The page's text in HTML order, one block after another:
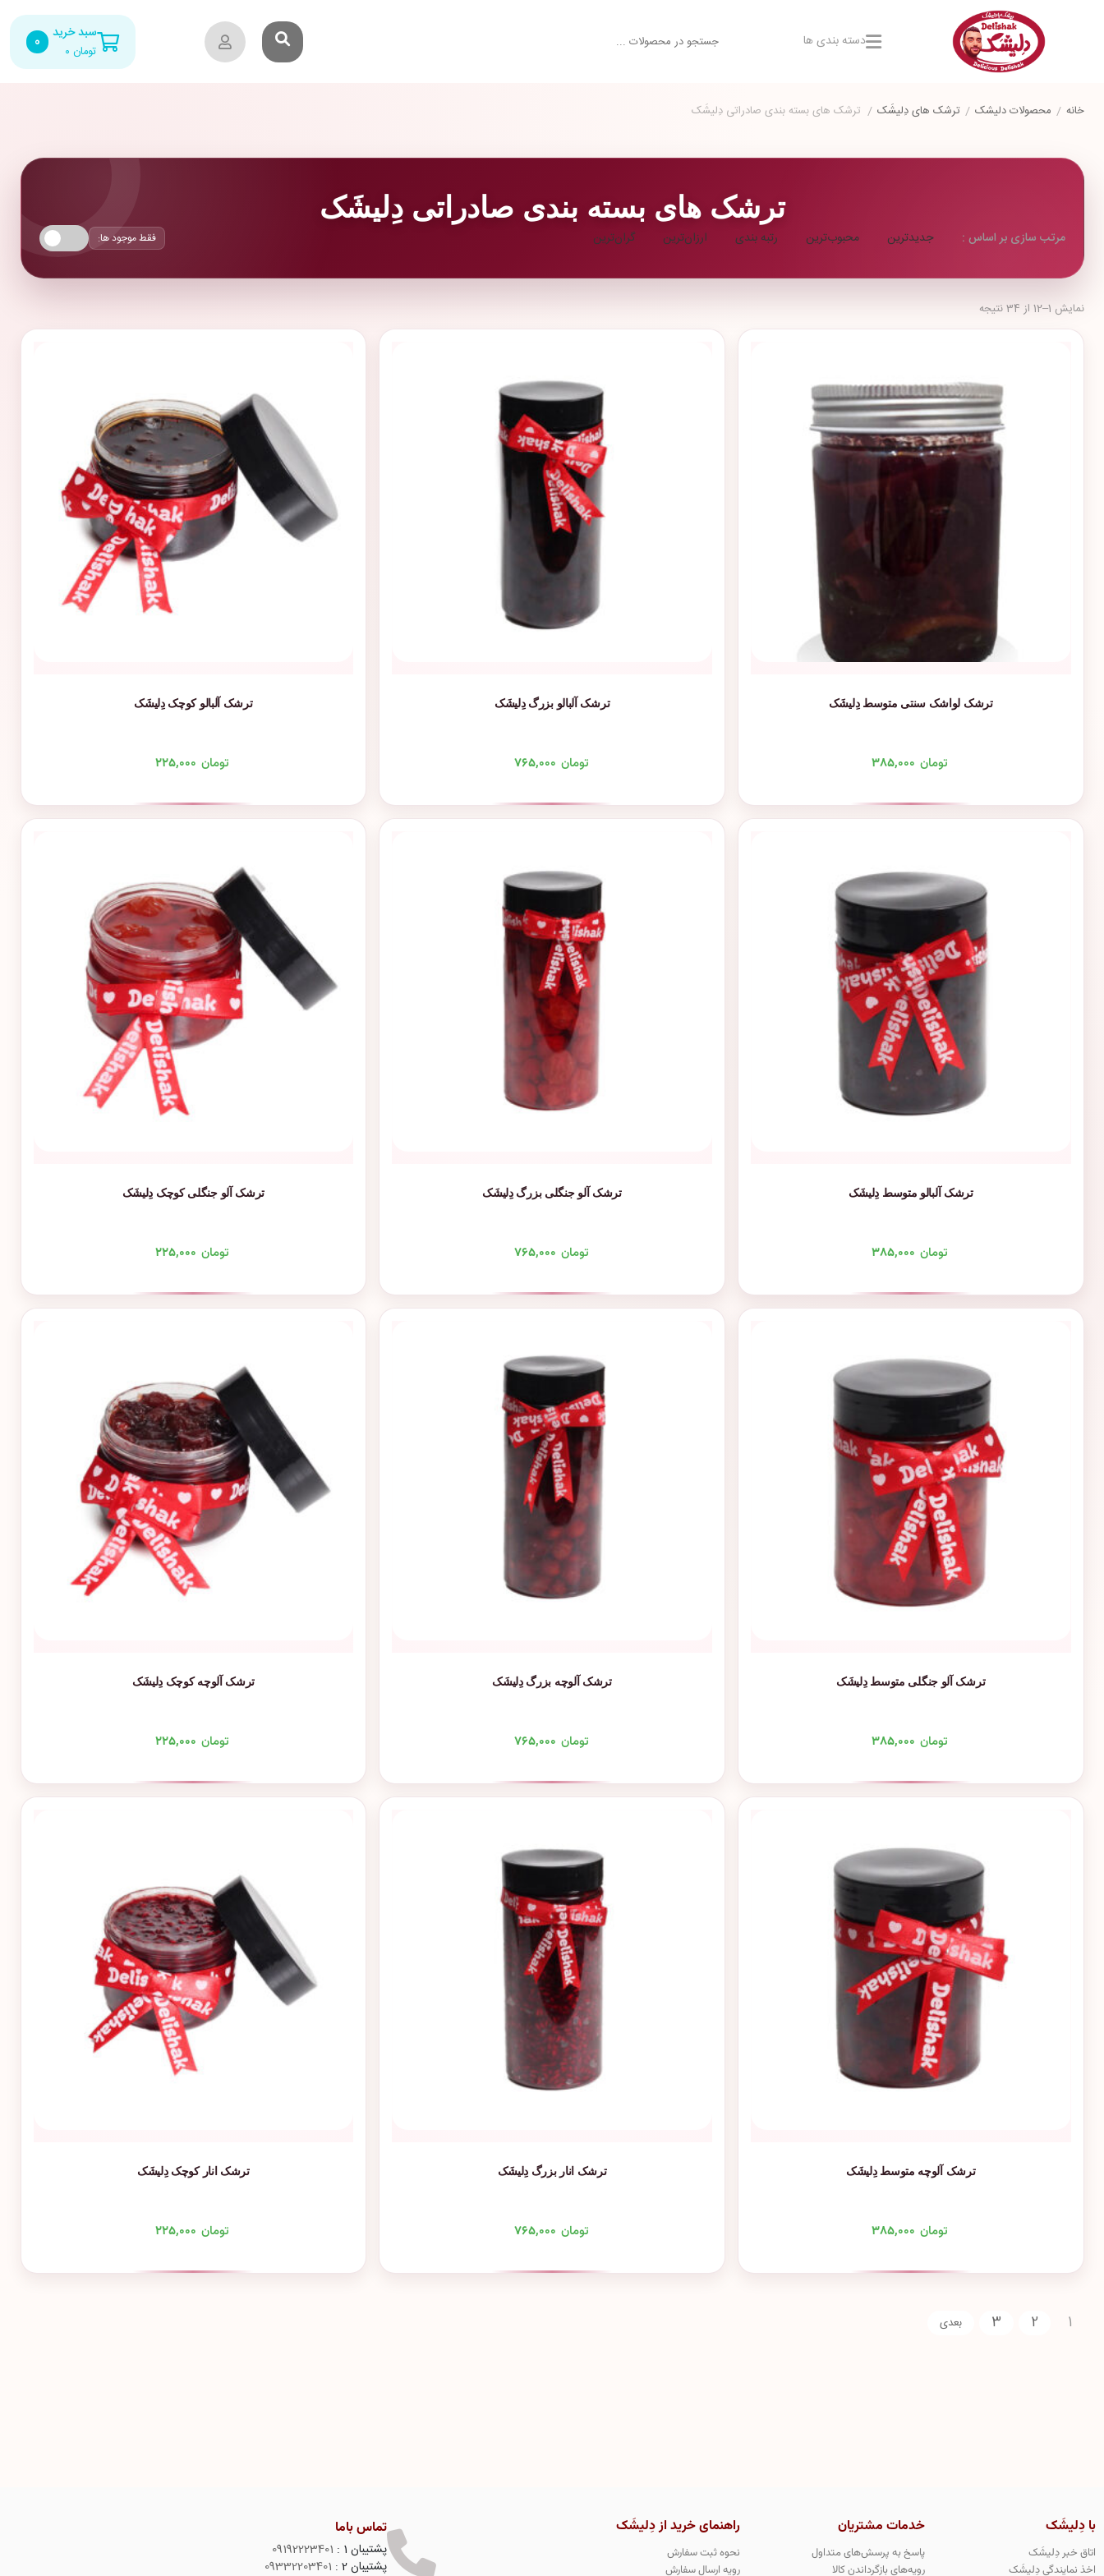
دسته بندی ها سبد خرید
۰ تومان 0
خانه / محصولات دلیشک / ترشک های دِلیشَک / ترشک های بسته بندی صادراتی دِلیشَک
ترشک های بسته بندی صادراتی دِلیشَک
مرتب سازی بر اساس : جدیدترین محبوب‌ترین رتبه بندی ارزان‌ترین گران‌ترین فقط موجود ها:
نمایش 1–12 از 34 نتیجه
ترشک لواشک سنتی متوسط دِلیشَک
۳۸۵,۰۰۰ تومان
ترشک آلبالو بزرگ دِلیشَک
۷۶۵,۰۰۰ تومان
ترشک آلبالو کوچک دِلیشَک
۲۲۵,۰۰۰ تومان
ترشک آلبالو متوسط دِلیشَک
۳۸۵,۰۰۰ تومان
ترشک آلو جنگلی بزرگ دِلیشَک
۷۶۵,۰۰۰ تومان
ترشک آلو جنگلی کوچک دِلیشَک
۲۲۵,۰۰۰ تومان
ترشک آلو جنگلی متوسط دِلیشَک
۳۸۵,۰۰۰ تومان
ترشک آلوچه بزرگ دِلیشَک
۷۶۵,۰۰۰ تومان
ترشک آلوچه کوچک دِلیشَک
۲۲۵,۰۰۰ تومان
ترشک آلوچه متوسط دِلیشَک
۳۸۵,۰۰۰ تومان
ترشک انار بزرگ دِلیشَک
۷۶۵,۰۰۰ تومان
ترشک انار کوچک دِلیشَک
۲۲۵,۰۰۰ تومان
1
2
3
با دِلیشَک
اتاق خبر دِلیشَک
اخذ نمایندگی دِلیشَک
خدمات مشتریان
پاسخ به پرسش‌های متداول
رویه‌های بازگرداندن کالا
راهنمای خرید از دِلیشَک
نحوه ثبت سفارش
رویه ارسال سفارش
تماس باما
پشتیبان 1 :
09192223401
پشتیبان 2 :
09332203401